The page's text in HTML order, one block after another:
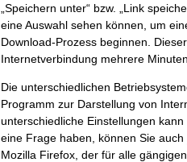
„Speichern unter“ bzw. „Link
eine Auswahl sehen können, um
Download-Prozess beginnen.
Internetverbindung mehrere
Die unterschiedlichen
Programm zur Darstellung von
unterschiedliche Einstellungen
eine Frage haben, können Sie auch
Mozilla Firefox, der für alle